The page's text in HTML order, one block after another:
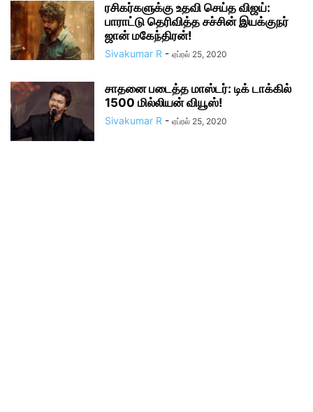
ரசிகர்களுக்கு உதவி செய்த விஜய்:
பாராட்டு தெரிவித்த சச்சின் இயக்குநர்
ஜான் மகேந்திரன்!
Sivakumar R - ஏப்ரல் 25, 2020
சாதனை படைத்த மாஸ்டர்: டிக் டாக்கில்
1500 மில்லியன் வியூஸ்!
Sivakumar R - ஏப்ரல் 25, 2020